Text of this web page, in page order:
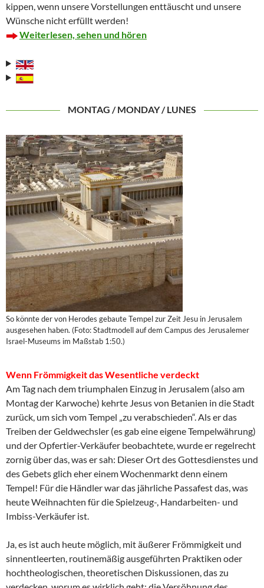
kippen, wenn unsere Vorstellungen enttäuscht und unsere
Wünsche nicht erfüllt werden!
Weiterlesen, sehen und hören
MONTAG / MONDAY / LUNES
So könnte der von Herodes gebaute Tempel zur Zeit Jesu in Jerusalem
ausgesehen haben. (Foto: Stadtmodell auf dem Campus des Jerusalemer
Israel-Museums im Maßstab 1:50.)
Wenn Frömmigkeit das Wesentliche verdeckt
Am Tag nach dem triumphalen Einzug in Jerusalem (also am
Montag der Karwoche) kehrte Jesus von Betanien in die Stadt
zurück, um sich vom Tempel „zu verabschieden“. Als er das
Treiben der Geldwechsler (es gab eine eigene Tempelwährung)
und der Opfertier-Verkäufer beobachtete, wurde er regelrecht
zornig über das, was er sah: Dieser Ort des Gottesdienstes und
des Gebets glich eher einem Wochenmarkt denn einem
Tempel! Für die Händler war das jährliche Passafest das, was
heute Weihnachten für die Spielzeug-, Handarbeiten- und
Imbiss-Verkäufer ist.
Ja, es ist auch heute möglich, mit äußerer Frömmigkeit und
sinnentleerten, routinemäßig ausgeführten Praktiken oder
hochtheologischen, theoretischen Diskussionen, das zu